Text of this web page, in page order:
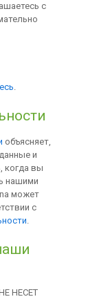
с
.
объясняет,
и
когда вы
нашими
может
с
.
НЕСЕТ